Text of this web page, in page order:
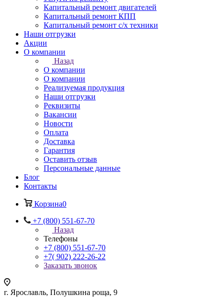
Капитальный ремонт двигателей
Капитальный ремонт КПП
Капитальный ремонт с/х техники
Наши отгрузки
Акции
О компании
Назад
О компании
О компании
Реализуемая продукция
Наши отгрузки
Реквизиты
Вакансии
Новости
Оплата
Доставка
Гарантия
Оставить отзыв
Персональные данные
Блог
Контакты
Корзина0
+7 (800) 551-67-70
Назад
Телефоны
+7 (800) 551-67-70
+7( 902) 222-26-22
Заказать звонок
г. Ярославль, Полушкина роща, 9